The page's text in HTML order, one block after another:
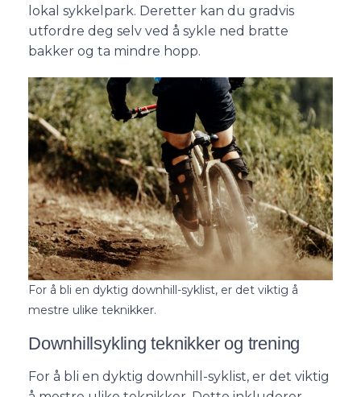
lokal sykkelpark. Deretter kan du gradvis
utfordre deg selv ved å sykle ned bratte
bakker og ta mindre hopp.
For å bli en dyktig downhill-syklist, er det viktig å
mestre ulike teknikker.
Downhillsykling teknikker og trening
For å bli en dyktig downhill-syklist, er det viktig